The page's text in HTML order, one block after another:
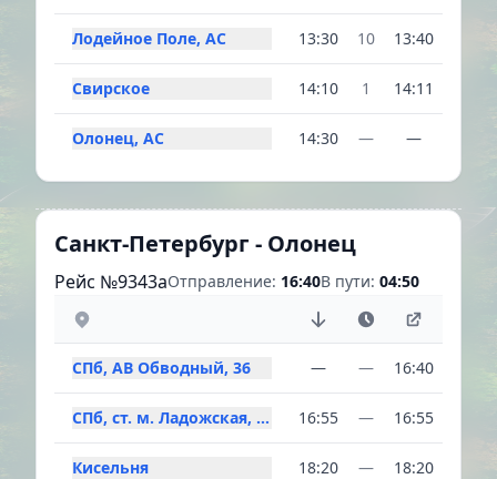
Лодейное Поле, АС 13:30 10 13:40
Свирское 14:10 1 14:11
Олонец, АС 14:30 — —
Санкт-Петербург - Олонец
Рейс №9343aОтправление: 16:40В пути: 04:50
СПб, АВ Обводный, 36 — — 16:40
СПб, ст. м. Ладожская, ТЦ Перрон
16:55 — 16:55
Кисельня 18:20 — 18:20